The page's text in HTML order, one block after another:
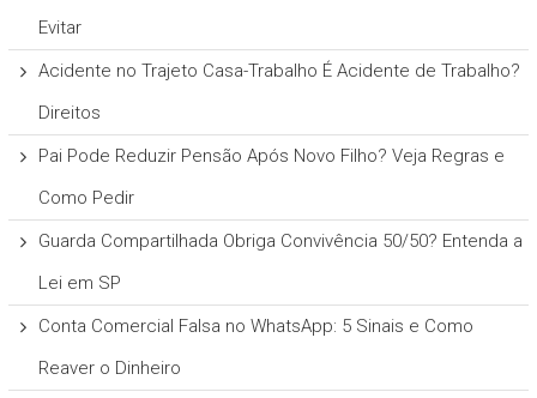
Evitar
Acidente no Trajeto Casa-Trabalho É Acidente de Trabalho?
Direitos
Pai Pode Reduzir Pensão Após Novo Filho? Veja Regras e
Como Pedir
Guarda Compartilhada Obriga Convivência 50/50? Entenda a
Lei em SP
Conta Comercial Falsa no WhatsApp: 5 Sinais e Como
Reaver o Dinheiro